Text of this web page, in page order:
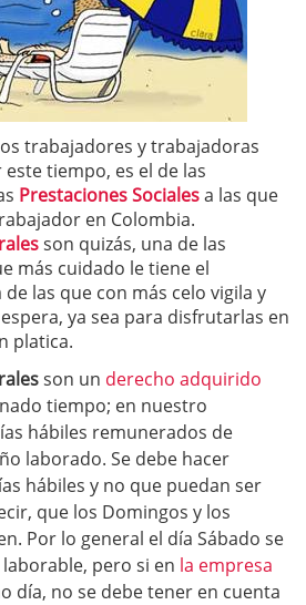
trabajadores y trabajadoras
tiempo, es el de las
Prestaciones Socialesa las que
en Colombia.
son quizás, una de las
más cuidado le tiene el
las que con más celo vigila y
ya sea para disfrutarlas en
platica.
son un derecho adquirido
tiempo; en nuestro
hábiles remunerados de
laborado. Se debe hacer
hábiles y no que puedan ser
que los Domingos y los
Por lo general el día Sábado se
pero si en la empresa
día, no se debe tener en cuenta